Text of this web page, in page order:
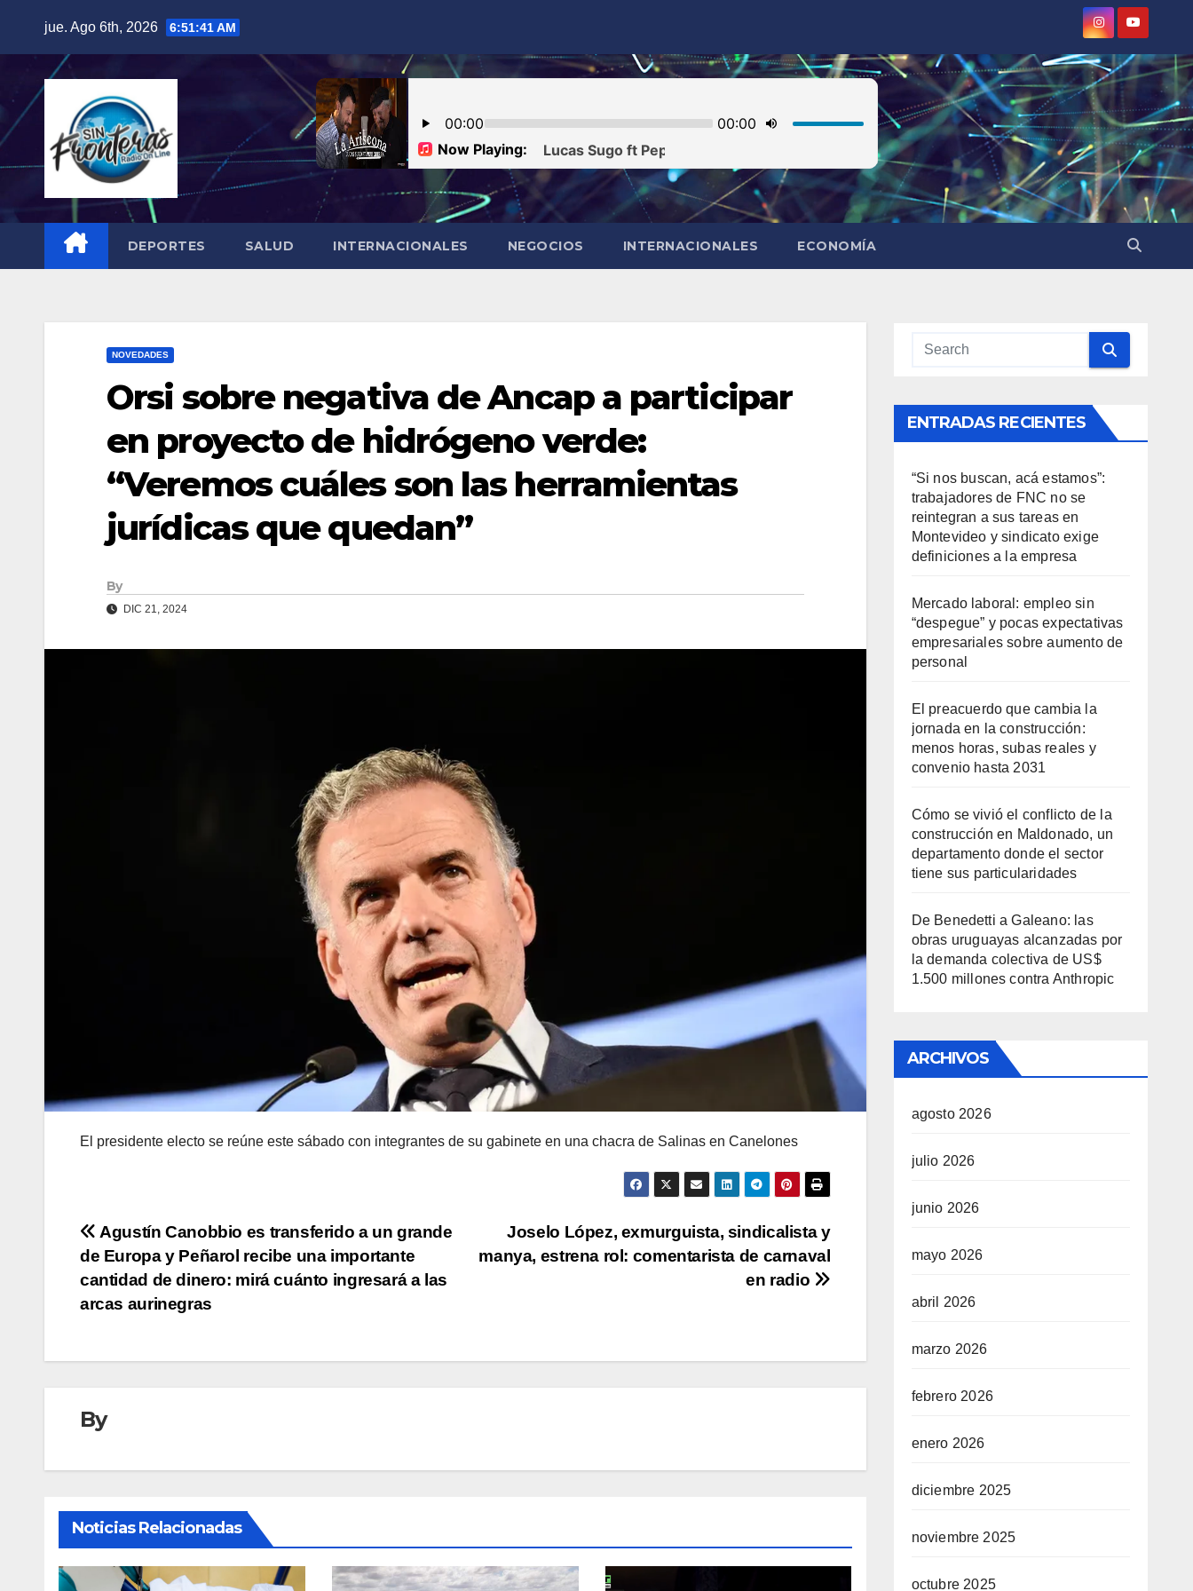
jue. Ago 6th, 2026 6:51:42 AM
DEPORTES SALUD INTERNACIONALES NEGOCIOS INTERNACIONALES ECONOMÍA
NOVEDADES
Orsi sobre negativa de Ancap a participar
en proyecto de hidrógeno verde:
“Veremos cuáles son las herramientas
jurídicas que quedan”
By
DIC 21, 2024
El presidente electo se reúne este sábado con integrantes de su gabinete en una chacra de Salinas en Canelones
Navegación
de
entradas
Joselo López, exmurguista, sindicalista y
manya, estrena rol: comentarista de carnaval
en radio
Agustín Canobbio es transferido a un grande
de Europa y Peñarol recibe una importante
cantidad de dinero: mirá cuánto ingresará a las
arcas aurinegras
By
Noticias Relacionadas
ENTRADAS RECIENTES
“Si nos buscan, acá estamos”:
trabajadores de FNC no se
reintegran a sus tareas en
Montevideo y sindicato exige
definiciones a la empresa
Mercado laboral: empleo sin
“despegue” y pocas expectativas
empresariales sobre aumento de
personal
El preacuerdo que cambia la
jornada en la construcción:
menos horas, subas reales y
convenio hasta 2031
Cómo se vivió el conflicto de la
construcción en Maldonado, un
departamento donde el sector
tiene sus particularidades
De Benedetti a Galeano: las
obras uruguayas alcanzadas por
la demanda colectiva de US$
1.500 millones contra Anthropic
ARCHIVOS
agosto 2026
julio 2026
junio 2026
mayo 2026
abril 2026
marzo 2026
febrero 2026
enero 2026
diciembre 2025
noviembre 2025
octubre 2025